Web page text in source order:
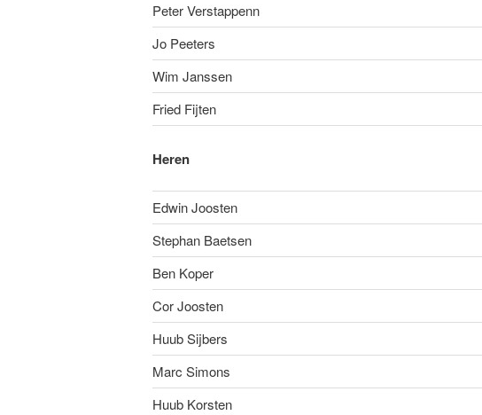
Peter Verstappenn
Jo Peeters
Wim Janssen
Fried Fijten
Heren
Edwin Joosten
Stephan Baetsen
Ben Koper
Cor Joosten
Huub Sijbers
Marc Simons
Huub Korsten